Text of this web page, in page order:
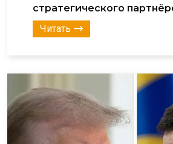
стратегического
Читать